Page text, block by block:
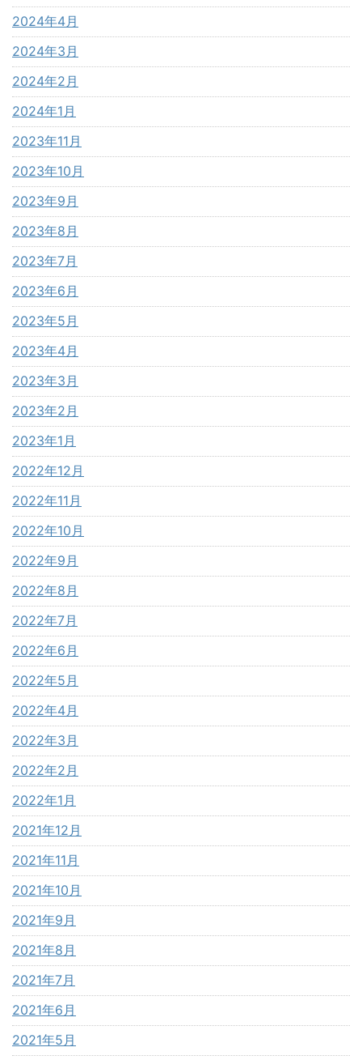
2024年4月
2024年3月
2024年2月
2024年1月
2023年11月
2023年10月
2023年9月
2023年8月
2023年7月
2023年6月
2023年5月
2023年4月
2023年3月
2023年2月
2023年1月
2022年12月
2022年11月
2022年10月
2022年9月
2022年8月
2022年7月
2022年6月
2022年5月
2022年4月
2022年3月
2022年2月
2022年1月
2021年12月
2021年11月
2021年10月
2021年9月
2021年8月
2021年7月
2021年6月
2021年5月